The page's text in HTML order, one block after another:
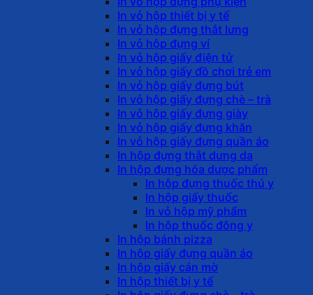
In vỏ hộp thiết bị y tế
In vỏ hộp đựng thắt lưng
In vỏ hộp đựng ví
In vỏ hộp giấy điện tử
In vỏ hộp giấy đồ chơi trẻ em
In vỏ hộp giấy đựng bút
In vỏ hộp giấy đựng chè – trà
In vỏ hộp giấy đựng giày
In vỏ hộp giấy đựng khăn
In vỏ hộp giấy đựng quần áo
In hộp đựng thắt dưng da
In hộp đựng hóa dược phẩm
In hộp đựng thuốc thú y
In hộp giấy thuốc
In vỏ hộp mỹ phẩm
In hộp thuốc đông y
In hộp bánh pizza
In hộp giấy đựng quần áo
In hộp giấy cán mờ
In hộp thiết bị y tế